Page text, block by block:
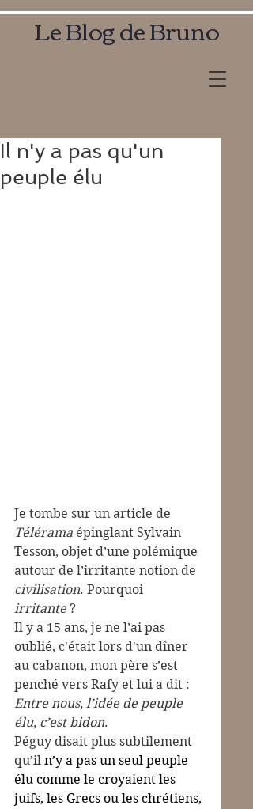
Le Blog de Bruno
Il n'y a pas qu'un
peuple élu
Je tombe sur un article de
Télérama épinglant Sylvain
Tesson, objet d’une polémique
autour de l’irritante notion de
civilisation. Pourquoi
irritante ?
Il y a 15 ans, je ne l’ai pas
oublié, c'était lors d'un dîner
au cabanon, mon père s’est
penché vers Rafy et lui a dit :
Entre nous, l’idée de peuple
élu, c’est bidon.
Péguy disait plus subtilement
qu’il n’y a pas un seul peuple
élu comme le croyaient les
juifs, les Grecs ou les chrétiens,